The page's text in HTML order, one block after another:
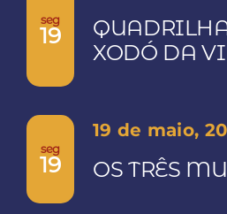
seg
19
XODÓ DA
seg
19 OS TRÊS
19 de maio,